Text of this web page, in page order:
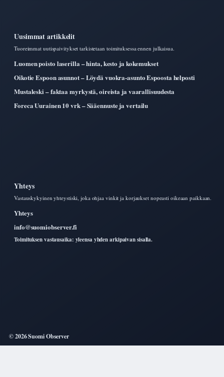
Uusimmat artikkelit
Tuoreimmat uutispaivitykset tarkistetaan toimituksessa ennen julkaisua.
Luomen poisto laserilla – hinta, kesto ja kokemukset
Oikotie Espoon asunnot – Löydä vuokra-asunto Espoosta helposti
Mustaleski – faktaa myrkystä, oireista ja vaarallisuudesta
Foreca Uurainen 10 vrk – Sääennuste ja vertailu
Yhteys
Vastauskykyinen yhteystiski, joka ohjaa vinkit ja korjaukset nopeasti oikeaan paikkaan.
Yhteys
info@suomiobserver.fi
Toimituksen vastausaika: yleensa yhden arkipaivan sisalla.
© 2026 Suomi Observer